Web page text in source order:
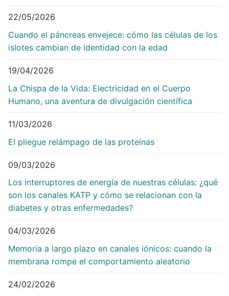
22/05/2026
Cuando el páncreas envejece: cómo las células de los
islotes cambian de identidad con la edad
19/04/2026
La Chispa de la Vida: Electricidad en el Cuerpo
Humano, una aventura de divulgación científica
11/03/2026
El pliegue relámpago de las proteínas
09/03/2026
Los interruptores de energía de nuestras células: ¿qué
son los canales KATP y cómo se relacionan con la
diabetes y otras enfermedades?
04/03/2026
Memoria a largo plazo en canales iónicos: cuando la
membrana rompe el comportamiento aleatorio
24/02/2026